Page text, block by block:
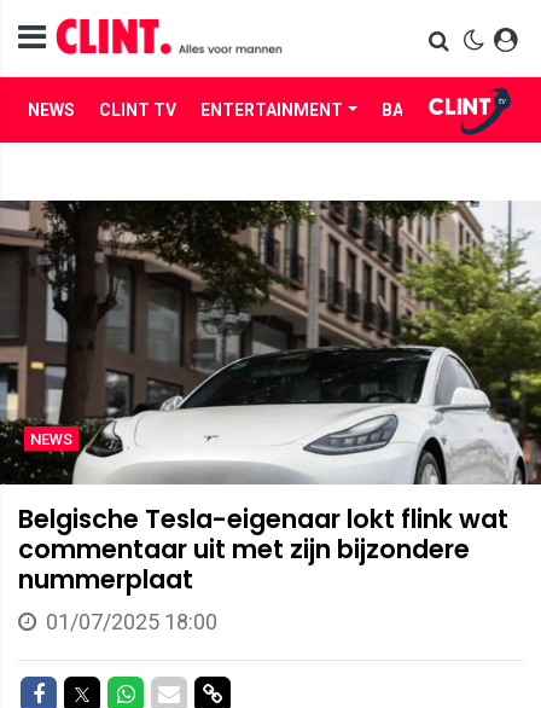
NEWS CLINT TV ENTERTAINMENT BABES LIFE
NEWS
Belgische Tesla-eigenaar lokt flink wat
commentaar uit met zijn bijzondere
nummerplaat
01/07/2025 18:00
Delen op Facebook
Delen op Twitter
Delen op Whatsapp
Delen via Mail
Delen via link